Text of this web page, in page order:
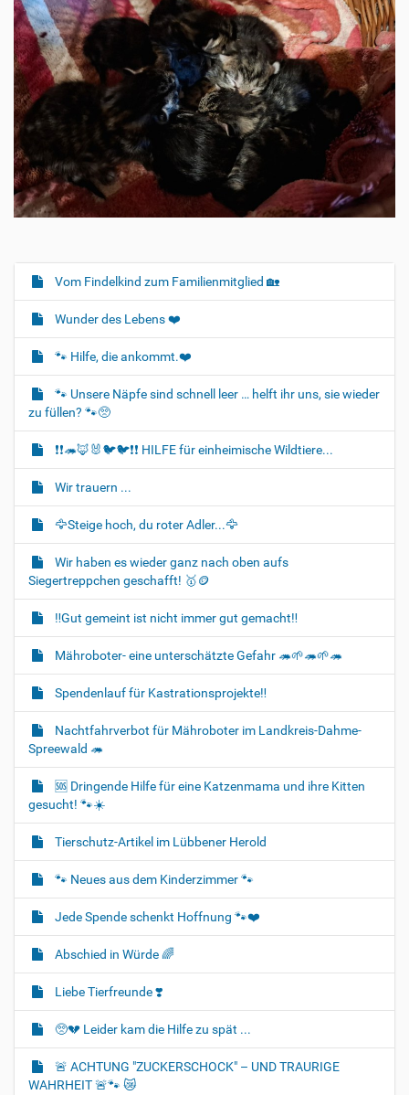
N
a
v
g
a
t
o
n
Vom Findelkind zum Familienmitglied 🏡
Wunder des Lebens ❤️
🐾 Hilfe, die ankommt.❤️
🐾 Unsere Näpfe sind schnell leer … helft ihr uns, sie wieder
zu füllen? 🐾🥺
❗❗🦔🦊🐰🐦‍🐦❗❗ HILFE für einheimische Wildtiere...
Wir trauern ...
🦅Steige hoch, du roter Adler...🦅
Wir haben es wieder ganz nach oben aufs
Siegertreppchen geschafft! 🥇🪙
‼️Gut gemeint ist nicht immer gut gemacht‼️
Mähroboter- eine unterschätzte Gefahr 🦔🌱🦔🌱🦔
Spendenlauf für Kastrationsprojekte‼️
Nachtfahrverbot für Mähroboter im Landkreis-Dahme-
Spreewald 🦔
🆘️ Dringende Hilfe für eine Katzenmama und ihre Kitten
gesucht! 🐾☀️
Tierschutz-Artikel im Lübbener Herold
🐾 Neues aus dem Kinderzimmer 🐾
Jede Spende schenkt Hoffnung 🐾❤️
Abschied in Würde 🌈
Liebe Tierfreunde ❣️
🥺💔 Leider kam die Hilfe zu spät ...
🚨 ACHTUNG "ZUCKERSCHOCK" – UND TRAURIGE
WAHRHEIT 🚨🐾 😿